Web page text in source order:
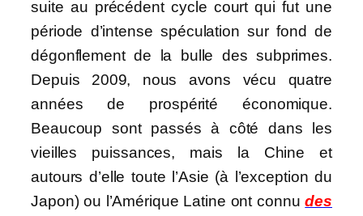
suite au précédent cycle court qui fut une
période d’intense spéculation sur fond de
dégonflement de la bulle des subprimes.
Depuis 2009, nous avons vécu quatre
années de prospérité économique.
Beaucoup sont passés à côté dans les
vieilles puissances, mais la Chine et
autours d’elle toute l’Asie (à l’exception du
Japon) ou l’Amérique Latine ont connudes